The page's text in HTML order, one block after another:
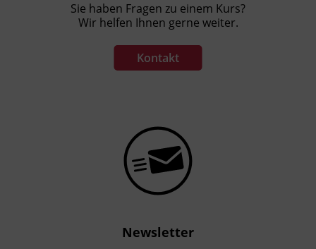
Sie haben Fragen zu einem Kurs?
Wir helfen Ihnen gerne weiter.
Kontakt
Newsletter